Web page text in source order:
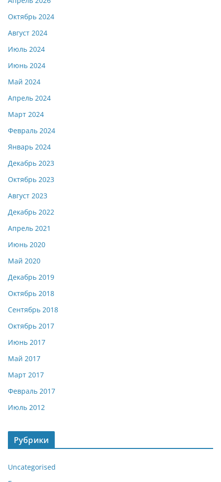
Октябрь 2024
Август 2024
Июль 2024
Июнь 2024
Май 2024
Апрель 2024
Март 2024
Февраль 2024
Январь 2024
Декабрь 2023
Октябрь 2023
Август 2023
Декабрь 2022
Апрель 2021
Июнь 2020
Май 2020
Декабрь 2019
Октябрь 2018
Сентябрь 2018
Октябрь 2017
Июнь 2017
Май 2017
Март 2017
Февраль 2017
Июль 2012
Рубрики
Uncategorised